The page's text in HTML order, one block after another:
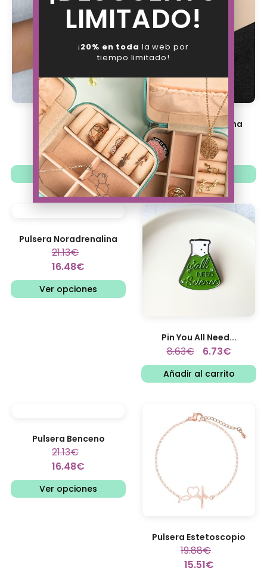
Pulsera ADN
19.88€
15.51
€
Ver opciones
Colgante Oxitocina
24.88€
19.41€
Ver opciones
Pulsera Noradrenalina
21.13€
16.48€
Ver opciones
Pin You All Need...
8.63€ 6.73€
Añadir al carrito
Pulsera Benceno
21.13€
16.48€
Ver opciones
Pulsera Estetoscopio
19.88€
15.51€
LIMITADO!
¡20% en toda la web por
tiempo limitado!